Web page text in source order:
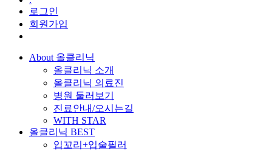
로그인
회원가입
About 올클리닉
올클리닉 소개
올클리닉 의료진
병원 둘러보기
진료안내/오시는길
WITH STAR
올클리닉 BEST
입꼬리+입술필러